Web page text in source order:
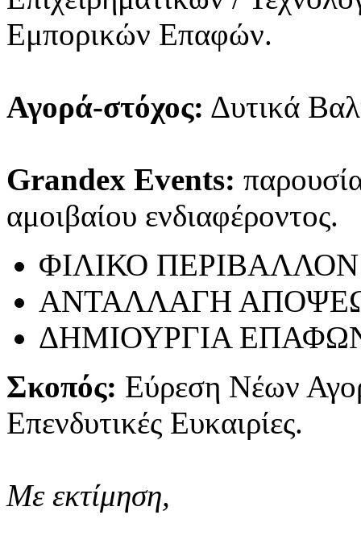
Εμπορικών Επαφών.
Αγορά-στόχος: Δυτικά
Grandex Events:
αμοιβαίου ενδιαφέροντος.
ΦΙΛΙΚΟ ΠΕΡΙΒΑΛΛΟΝ
ΑΝΤΑΛΛΑΓΗ
ΔΗΜΙΟΥΡΓΙΑ
Σκοπός: Εύρεση Νέων
Επενδυτικές Ευκαιρίες.
Με εκτίμηση,